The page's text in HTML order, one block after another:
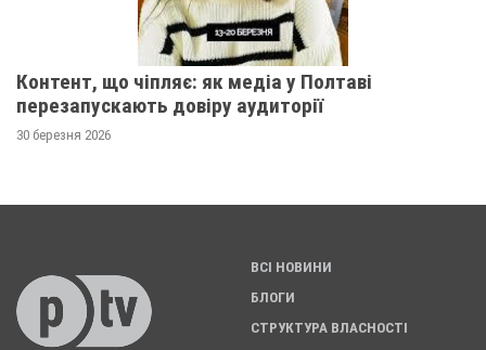
Контент, що чіпляє: як медіа у Полтаві
перезапускають довіру аудиторії
30 березня 2026
ВСІ НОВИНИ
БЛОГИ
СТРУКТУРА ВЛАСНОСТІ